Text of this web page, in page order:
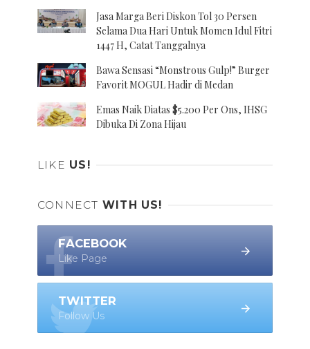
Jasa Marga Beri Diskon Tol 30 Persen
Selama Dua Hari Untuk Momen Idul Fitri
1447 H, Catat Tanggalnya
Bawa Sensasi “Monstrous Gulp!” Burger
Favorit MOGUL Hadir di Medan
Emas Naik Diatas $5.200 Per Ons, IHSG
Dibuka Di Zona Hijau
LIKE US!
CONNECT WITH US!
FACEBOOK
Like Page
TWITTER
Follow Us